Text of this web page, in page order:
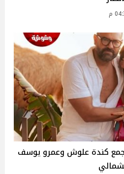
كندة علوش وعمرو يوسف